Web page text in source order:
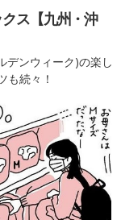
ス【九州・沖
デンウィーク)の楽し
も続々！